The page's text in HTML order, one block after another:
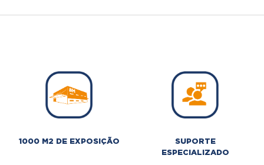
1000 M2 DE EXPOSIÇÃO
SUPORTE
ESPECIALIZADO